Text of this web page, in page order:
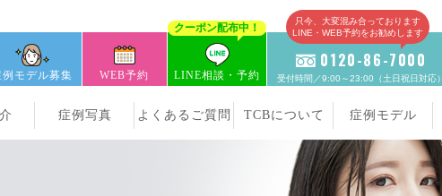
例モデル募集 WEB予約
クーポン配布中！
LINE相談・予約
只今、大変混み合っております
LINE・WEB予約をお勧めします
0120-86-7000
受付時間／9:00～23:00（土日祝日対応）
症例写真 よくあるご質問 TCBについて 症例モデル